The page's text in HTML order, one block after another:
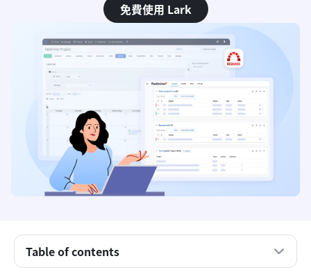
免費使用 Lark
Table of contents
重點摘要：Redmine 的最佳替代方案
什麼是 Redmine？
為什麼 Redmine 會變得受歡迎